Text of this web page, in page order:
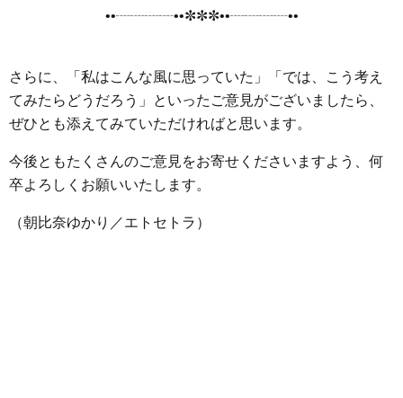
••┈┈┈┈••✼✼✼••┈┈┈┈••
さらに、「私はこんな風に思っていた」「では、こう考え
てみたらどうだろう」といったご意見がございましたら、
ぜひとも添えてみていただければと思います。
今後ともたくさんのご意見をお寄せくださいますよう、何
卒よろしくお願いいたします。
（朝比奈ゆかり／エトセトラ）